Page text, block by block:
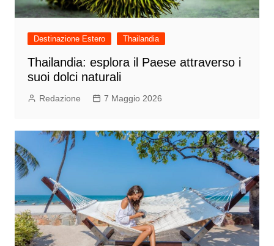
Destinazione Estero Thailandia
Thailandia: esplora il Paese attraverso i
suoi dolci naturali
Redazione 7 Maggio 2026